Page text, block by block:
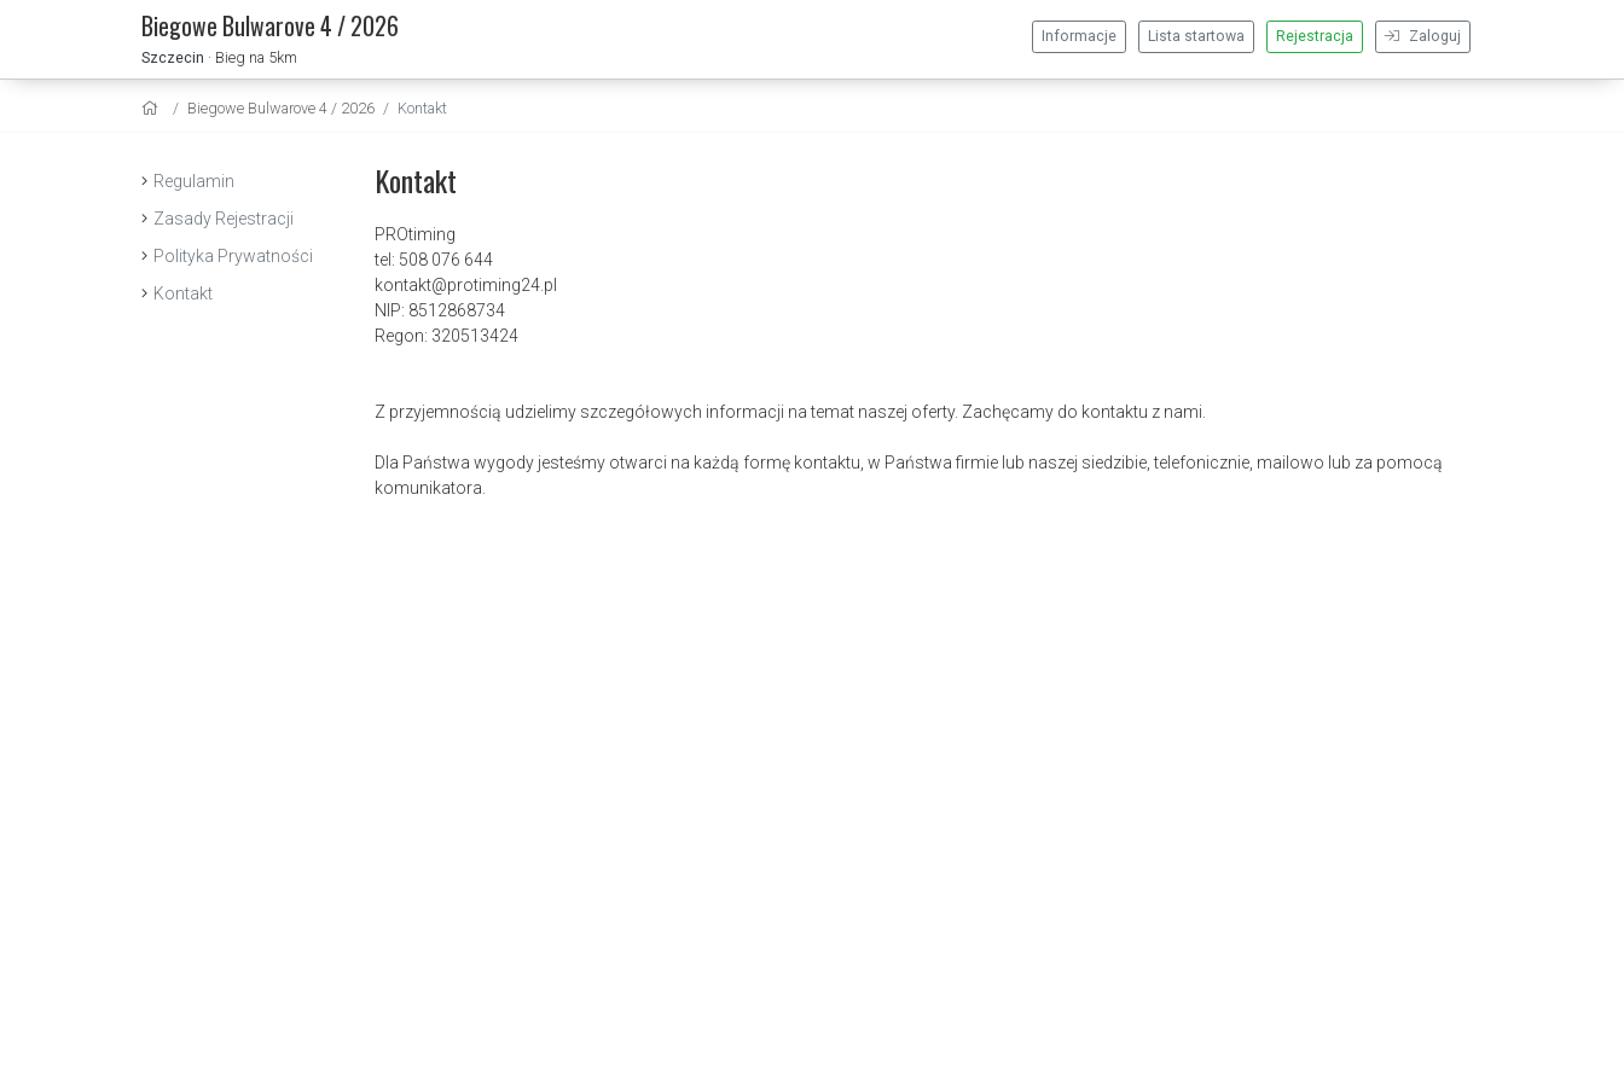
Biegowe Bulwarove 4 / 2026
Szczecin · Bieg na 5km
Zaloguj
Rejestracja
Lista startowa
Informacje
Biegowe Bulwarove 4 / 2026 Kontakt
Regulamin
Zasady Rejestracji
Polityka Prywatności
Kontakt
Kontakt
PROtiming
tel: 508 076 644
kontakt@protiming24.pl
NIP: 8512868734
Regon: 320513424
Z przyjemnością udzielimy szczegółowych informacji na temat naszej oferty. Zachęcamy do kontaktu z nami.
Dla Państwa wygody jesteśmy otwarci na każdą formę kontaktu, w Państwa firmie lub naszej siedzibie, telefonicznie, mailowo lub za pomocą
komunikatora.